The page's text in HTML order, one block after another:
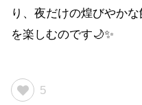
り、夜だけの煌びやか
を楽しむのです🌙✨
5